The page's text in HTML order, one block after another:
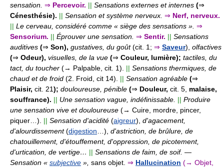
sensation. ⇒ Percevoir. || Sensations externes et internes (⇒
Cénesthésie). || Sensation et système nerveux. ⇒ Nerf, nerveux.
|| Le cerveau, considéré comme « siège des sensations ». ⇒
Sensorium. || Éprouver une sensation. ⇒ Sentir. || Sensations
auditives (⇒ Son), gustatives, du goût(cit. 1; ⇒ Saveur), olfactives
(⇒ Odeur), visuelles, de la vue (⇒ Couleur, lumière); tactiles, du
tact, du toucher (→ Palpable, cit. 1). || Sensations thermiques, de
chaud et de froid (2. Froid, cit 14). || Sensation agréable (⇒
Plaisir, cit. 21); douloureuse, pénible (⇒ Douleur, cit. 5, malaise,
souffrance). || Une sensation vague, indéfinissable. || Produire
une sensation vive et douloureuse (→ Cuire, mordre, pincer,
piquer…).
|| Sensation d'acidité (aigreur), d'agacement,
d'alourdissement(digestion …), d'astriction, de brûlure, de
chatouillement, d'étouffement, d'oppression, de picotement,
d'urtication, de vertige… || Sensations de faim, de soif. —
Sensation « subjective », sans objet. ⇒ Hallucination (→ Objet,